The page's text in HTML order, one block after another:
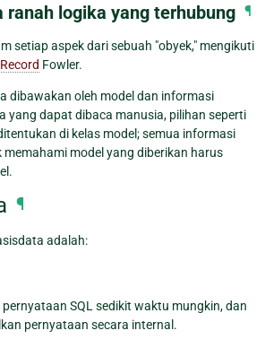
ranah logika yang terhubung ¶
setiap aspek dari sebuah "obyek," mengikuti
Fowler.
dibawakan oleh model dan informasi
yang dapat dibaca manusia, pilihan seperti
di kelas model; semua informasi
model yang diberikan harus
¶
adalah:
SQL sedikit waktu mungkin, dan
pernyataan secara internal.